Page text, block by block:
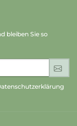
bleiben Sie so